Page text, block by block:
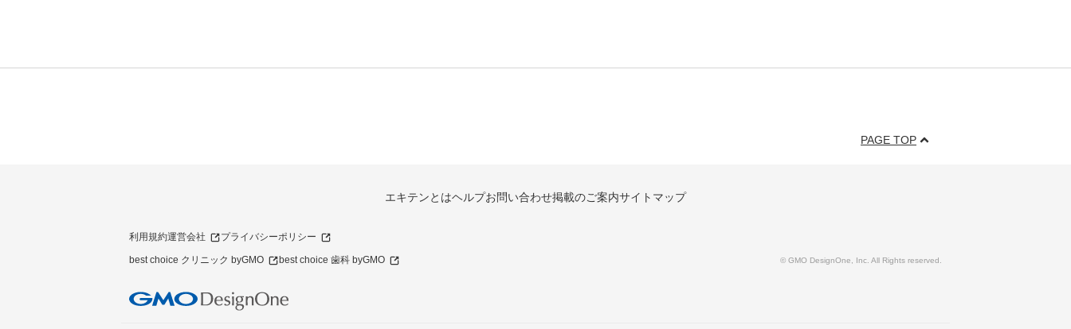
PAGE TOP
エキテンとはヘルプお問い合わせ掲載のご案内サイトマップ
利用規約運営会社 プライバシーポリシー
best choice クリニック byGMO best choice 歯科 byGMO © GMO DesignOne, Inc. All Rights reserved.